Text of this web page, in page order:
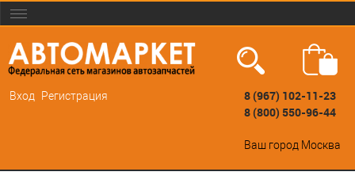
Вход Регистрация
8 (967) 102-11-23
8 (800) 550-96-44
Ваш город Москва